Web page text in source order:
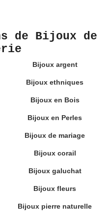
de Bijoux de
Bijoux argent
Bijoux ethniques
Bijoux en Bois
Bijoux en Perles
Bijoux de mariage
Bijoux corail
Bijoux galuchat
Bijoux fleurs
Bijoux pierre naturelle